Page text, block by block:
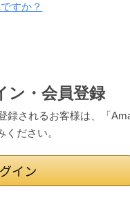
すか？
ン・会員登録
録されるお客様は、「
ださい。